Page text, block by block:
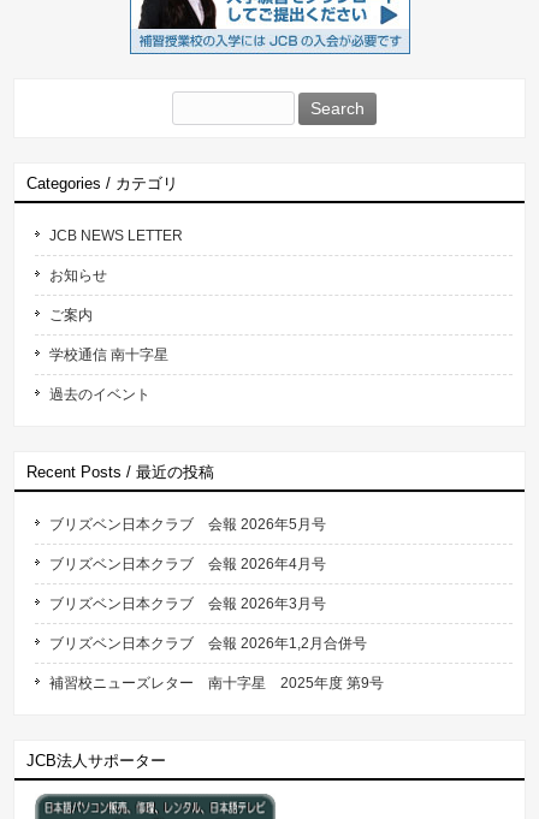
for:
Categories / カテゴリ
JCB NEWS LETTER
お知らせ
ご案内
学校通信 南十字星
過去のイベント
Recent Posts / 最近の投稿
ブリズベン日本クラブ 会報 2026年5月号
ブリズベン日本クラブ 会報 2026年4月号
ブリズベン日本クラブ 会報 2026年3月号
ブリズベン日本クラブ 会報 2026年1,2月合併号
補習校ニューズレター 南十字星 2025年度 第9号
JCB法人サポーター